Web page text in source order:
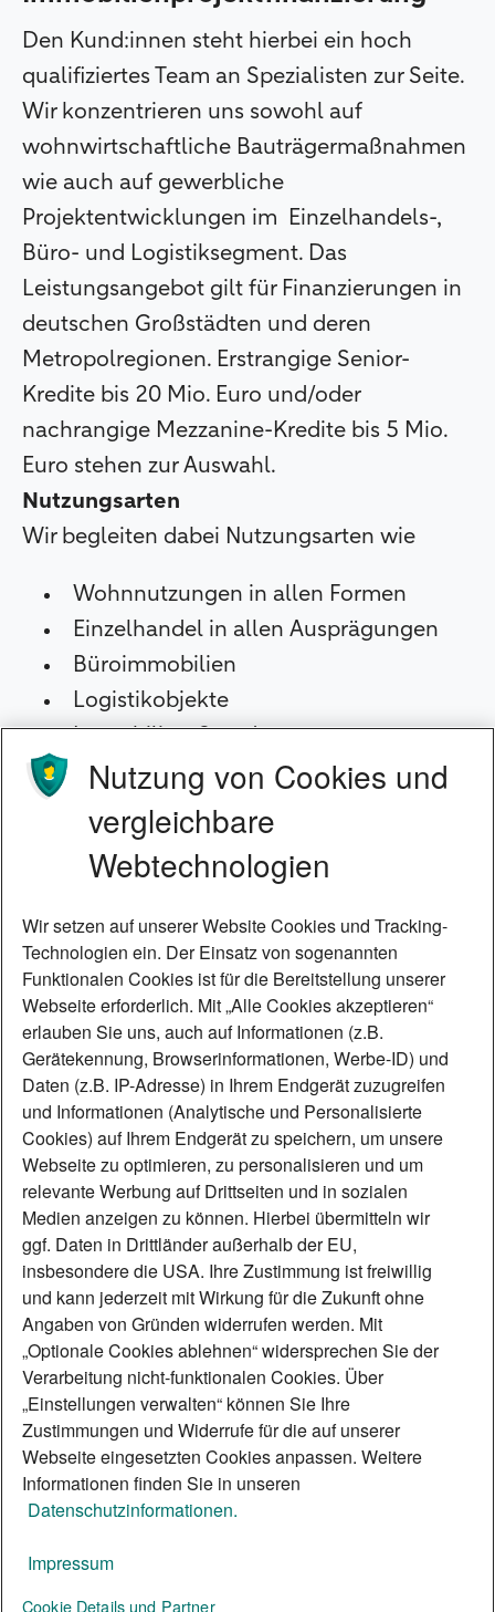
Den Kund:innen steht hierbei ein hoch
qualifiziertes Team an Spezialisten zur Seite.
Wir konzentrieren uns sowohl auf
wohnwirtschaftliche Bauträgermaßnahmen
wie auch auf gewerbliche
Projektentwicklungen im Einzelhandels-,
Büro- und Logistiksegment. Das
Leistungsangebot gilt für Finanzierungen in
deutschen Großstädten und deren
Metropolregionen. Erstrangige Senior-
Kredite bis 20 Mio. Euro und/oder
nachrangige Mezzanine-Kredite bis 5 Mio.
Euro stehen zur Auswahl.
Nutzungsarten
Wir begleiten dabei Nutzungsarten wie
Wohnnutzungen in allen Formen
Einzelhandel in allen Ausprägungen
Büroimmobilien
Logistikobjekte
Immobilien-Standorte
Deutsche Standorte
Wir bieten unsere Finanzierungen
hauptsächlich Deutschland an. Wir
Standorte:
„Big 7-Städte“ und die dazugehörigen
Metropolregionen
Wirtschaftsstarke B-Städte
Logistikstandorte entlang der
Verkehrsadern
Sie haben Fragen zu
unseren Leistungen?
Schreiben Sie uns!
Nutzung von Cookies und
vergleichbare
Webtechnologien
Wir setzen auf unserer Website Cookies und Tracking-
Technologien ein. Der Einsatz von sogenannten
Funktionalen Cookies ist für die Bereitstellung unserer
Webseite erforderlich. Mit „Alle Cookies akzeptieren“
erlauben Sie uns, auch auf Informationen (z.B.
Gerätekennung, Browserinformationen, Werbe-ID) und
Daten (z.B. IP-Adresse) in Ihrem Endgerät zuzugreifen
und Informationen (Analytische und Personalisierte
Cookies) auf Ihrem Endgerät zu speichern, um unsere
Webseite zu optimieren, zu personalisieren und um
relevante Werbung auf Drittseiten und in sozialen
Medien anzeigen zu können. Hierbei übermitteln wir
ggf. Daten in Drittländer außerhalb der EU,
insbesondere die USA. Ihre Zustimmung ist freiwillig
und kann jederzeit mit Wirkung für die Zukunft ohne
Angaben von Gründen widerrufen werden. Mit
„Optionale Cookies ablehnen“ widersprechen Sie der
Verarbeitung nicht-funktionalen Cookies. Über
„Einstellungen verwalten“ können Sie Ihre
Zustimmungen und Widerrufe für die auf unserer
Webseite eingesetzten Cookies anpassen. Weitere
Informationen finden Sie in unseren
Datenschutzinformationen.
Impressum
Cookie Details und Partner